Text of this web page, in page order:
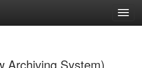
Archiving System)